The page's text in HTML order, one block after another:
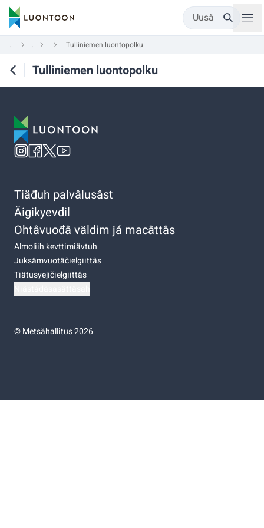
Uusâ
... ... Tulliniemen luontopolku
Tulliniemen luontopolku
Tiäđuh palvâlusâst
Äigikyevdil
Ohtâvuođâ väldim já macâttâs
Almoliih kevttimiävtuh
Juksâmvuotâčielgiittâs
Tiätusyejičielgiittâs
©Metsähallitus 2026